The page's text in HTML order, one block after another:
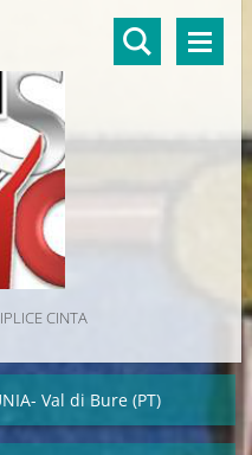
CINTA
Val di Bure (PT)